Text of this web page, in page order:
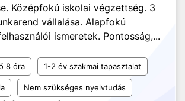
Középfokú iskolai végzettség. 3
vállalása. Alapfokú
ismeretek. Pontosság,...
8 óra 1-2 év szakmai tapasztalat
Nem szükséges nyelvtudás